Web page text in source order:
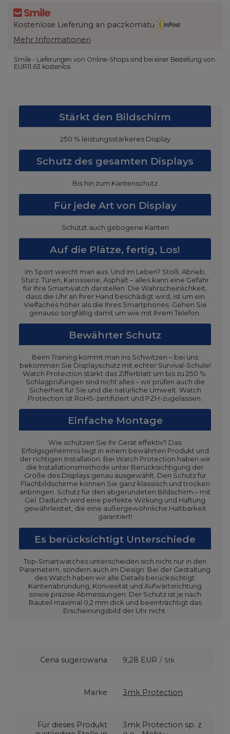
Kostenlose Lieferung an paczkomatu
Mehr Informationen
Smile - Lieferungen von Online-Shops sind bei einer Bestellung von
EUR11.63 kostenlos.
Stärkt den Bildschirm
250 % leistungsstärkeres Display
Schutz des gesamten Displays
Bis hin zum Kantenschutz
Für jede Art von Display
Schützt auch gebogene Kanten
Auf die Plätze, fertig, Los!
Im Sport weicht man aus. Und im Leben? Stoß, Abrieb,
Sturz. Türen, Karosserie, Asphalt – alles kann eine Gefahr
für Ihre Smartwatch darstellen. Die Wahrscheinlichkeit,
dass die Uhr an Ihrer Hand beschädigt wird, ist um ein
Vielfaches höher als die Ihres Smartphones. Gehen Sie
genauso sorgfältig damit um wie mit Ihrem Telefon.
Bewährter Schutz
Beim Training kommt man ins Schwitzen – bei uns
bekommen Sie Displayschutz mit echter Survival-Schule!
Watch Protection stärkt das Zifferblatt um bis zu 250 %.
Schlagprüfungen sind nicht alles – wir prüfen auch die
Sicherheit für Sie und die natürliche Umwelt. Watch
Protection ist RoHS-zertifiziert und PZH-zugelassen.
Einfache Montage
Wie schützen Sie Ihr Gerät effektiv? Das
Erfolgsgeheimnis liegt in einem bewährten Produkt und
der richtigen Installation. Bei Watch Protection haben wir
die Installationsmethode unter Berücksichtigung der
Größe des Displays genau ausgewählt. Den Schutz für
Flachbildschirme können Sie ganz klassisch und trocken
anbringen. Schutz für den abgerundeten Bildschirm – mit
Gel. Dadurch wird eine perfekte Wirkung und Haftung
gewährleistet, die eine außergewöhnliche Haltbarkeit
garantiert!
Es berücksichtigt Unterschiede
Top-Smartwatches unterscheiden sich nicht nur in den
Parametern, sondern auch im Design. Bei der Gestaltung
des Watch haben wir alle Details berücksichtigt:
Kantenabrundung, Konvexität und Aufwärtsrichtung
sowie präzise Abmessungen. Der Schutz ist je nach
Bauteil maximal 0,2 mm dick und beeinträchtigt das
Erscheinungsbild der Uhr nicht.
Cena sugerowana 9,28 EUR / Stk
Marke 3mk Protection
Für dieses Produkt
3mk Protection sp. z